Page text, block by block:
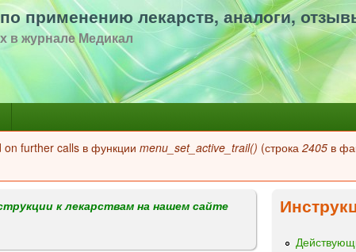
применению лекарств, аналоги,
в журнале Медикал
further calls в функции menu_set_active_trail() (строка 2405 в
к лекарствам на нашем сайте